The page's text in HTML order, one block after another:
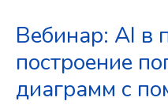
Вебинар: AI в
построение
диаграмм с